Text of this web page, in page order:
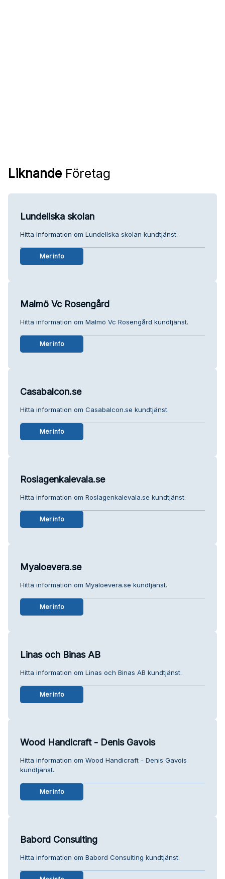
Liknande Företag
Lundellska skolan
Hitta information om Lundellska skolan kundtjänst.
Mer info
Malmö Vc Rosengård
Hitta information om Malmö Vc Rosengård kundtjänst.
Mer info
Casabalcon.se
Hitta information om Casabalcon.se kundtjänst.
Mer info
Roslagenkalevala.se
Hitta information om Roslagenkalevala.se kundtjänst.
Mer info
Myaloevera.se
Hitta information om Myaloevera.se kundtjänst.
Mer info
Linas och Binas AB
Hitta information om Linas och Binas AB kundtjänst.
Mer info
Wood Handicraft - Denis Gavois
Hitta information om Wood Handicraft - Denis Gavois
kundtjänst.
Mer info
Babord Consulting
Hitta information om Babord Consulting kundtjänst.